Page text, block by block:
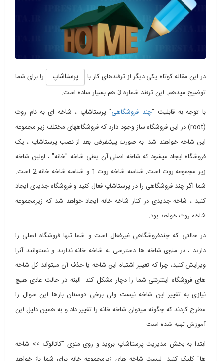
در این مقاله کوتاه یکی دیگر از ترفندهای کار با پرستاشاپ
را برای شما
توضیح میدهم. این ترفند شماره 3 هم بسیار ساده است.
با توجه به قابلیت "چند فروشگاهی" پرستاشاپ ، شاخه ای به نام روت
(root) در این فروشگاه ساز وجود دارد که فروشگاههای مختلف زیر مجموعه
این شاخه خواهند شد. به صورت پیشفرض بعد از نصب پرستاشاپ ، یک
فروشگاه ایجاد میشود که شاخه اصلی آن یعنی شاخه "خانه" ، اولین شاخه
زیر مجموعه روت است. شناسه شاخه روت 1 و شناسه شاخه خانه 2 است.
شما اگر چند فروشگاهی را در پرستاشاپ فعال کنید و فروشگاه جدیدی ایجاد
کنید ، شاخه جدیدی در کنار شاخه خانه ایجاد خواهد شد که زیرمجموعه
شاخه روت خواهد بود.
در حالتی که چندفروشگاهی غیرفعال است و شما تنها فروشگاه اصلی را
دارید ، در منوی شاخه ها دسترسی به شاخه خانه ندارید و نمیتوانید آنرا
ویرایش کنید، چرا که تغییر اشتباه این شاخه یا حذف آن میتواند کل شاخه
های فروشگاه اینترنتی شما را دچار مشکل کند. البته در حالت عادی هیچ
نیازی به تغییر این شاخه نیست ولی برخی دوستان بارها این سوال را
مطرح کردند که چگونه میتوان شاخه خانه را تغییر داد و به همین دلیل این
آموزش تهیه شده است.
ابتدا به بخش مدیریت پرستاشاپ بروید و روی منوی "کاتالوگ >> شاخه